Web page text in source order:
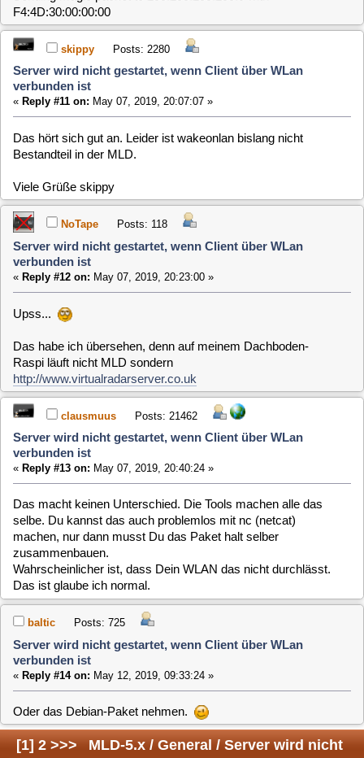
Das ist glaube ich normal.
baltic
Server wird nicht gestartet, wenn Client über WLan
verbunden ist
«Reply #14 on: May 12, 2019, 09:33:24 »
[1]2 >>> MLD-5.x / General / Server wird nicht
Jump to:
Home Up Next Page
Users Online
0 Members and 1 Guest are viewing this topic.